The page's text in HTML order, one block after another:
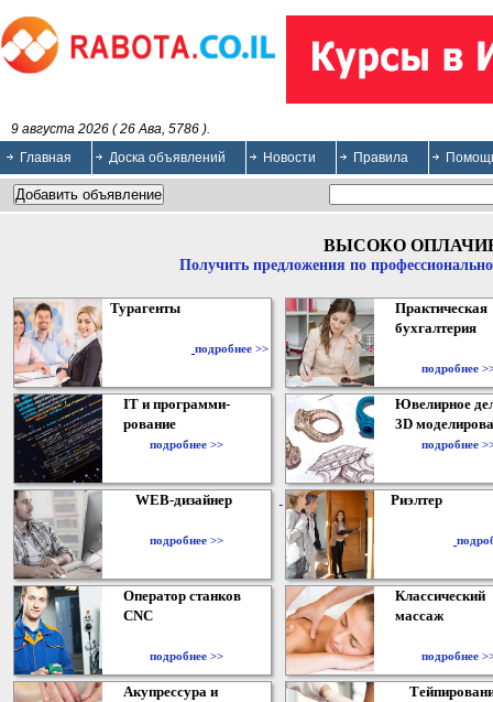
9 августа 2026 ( 26 Ава, 5786 ).
Главная
Доска объявлений Новости Правила
ВЫСОКО
Получить предложения по
Турагенты
подробнее >>
Практическая
бухгалтерия
подробнее
IT и программи-
рование
подробнее >>
Ювелирное
3D
подробнее
WEB-дизайнер
подробнее >>
Риэлтер
Оператор станков
CNC
подробнее >>
Классический
массаж
подробнее
Акупрессура и